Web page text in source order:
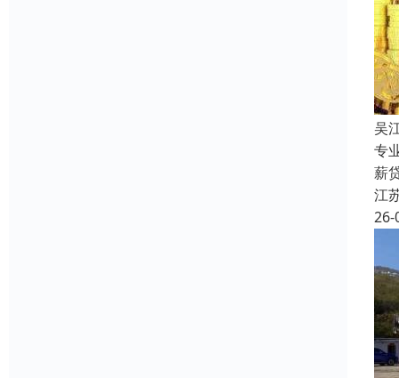
吴
专
薪
江
26-